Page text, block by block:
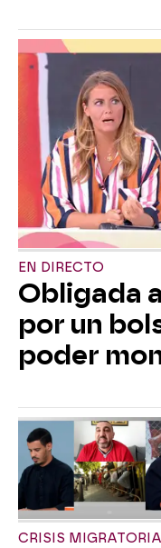
EN DIRECTO
Obligada
por un
poder
CRISIS MIGRATORIA